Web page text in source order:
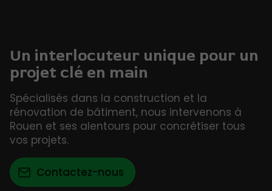
Un interlocuteur unique pour un
projet clé en main
Spécialisés dans la construction et la
rénovation de bâtiment, nous intervenons à
Rouen et ses alentours pour concrétiser tous
vos projets.
Contactez-nous